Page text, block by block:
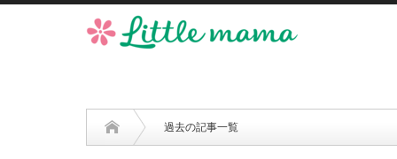
過去の記事一覧